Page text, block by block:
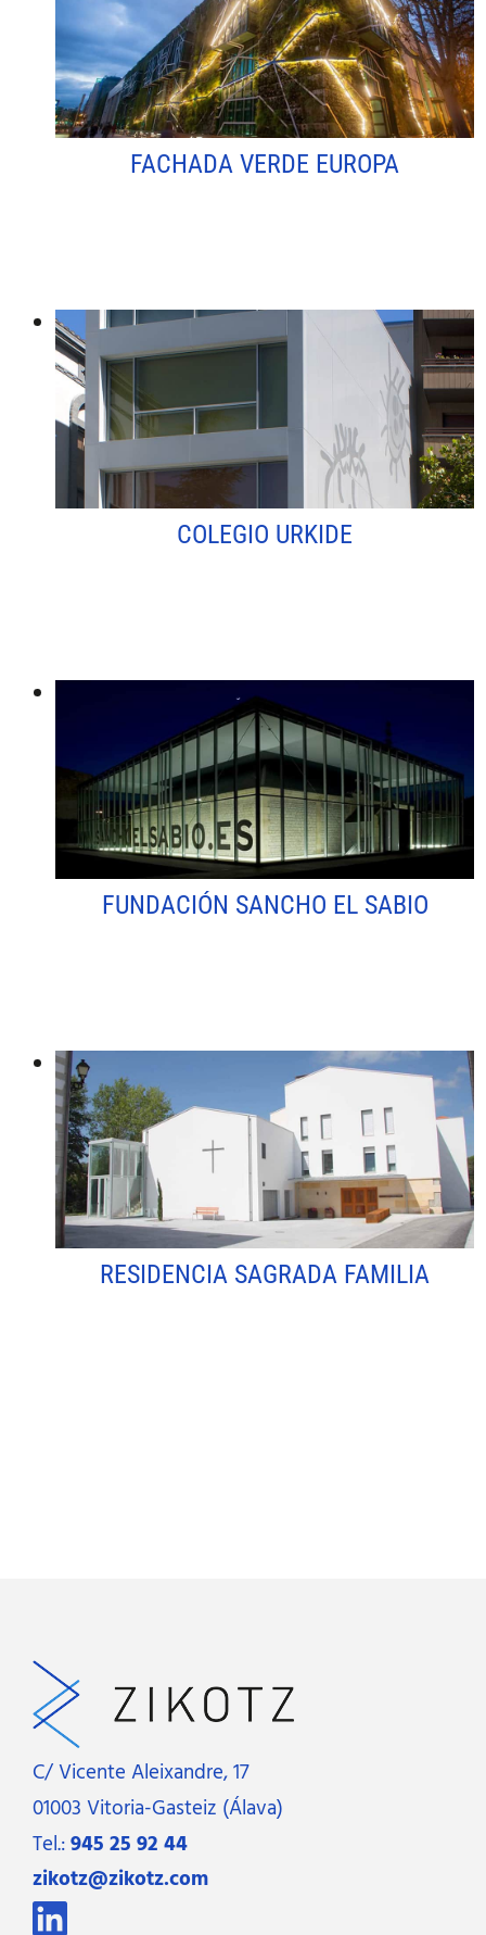
FACHADA VERDE EUROPA
COLEGIO URKIDE
FUNDACIÓN SANCHO EL SABIO
RESIDENCIA SAGRADA FAMILIA
C/ Vicente Aleixandre, 17
01003 Vitoria-Gasteiz (Álava)
Tel.:945 25 92 44
zikotz@zikotz.com